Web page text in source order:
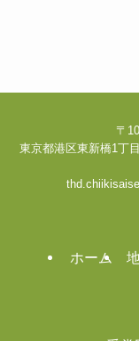
〒
東京都港区東新橋1丁
ホーム